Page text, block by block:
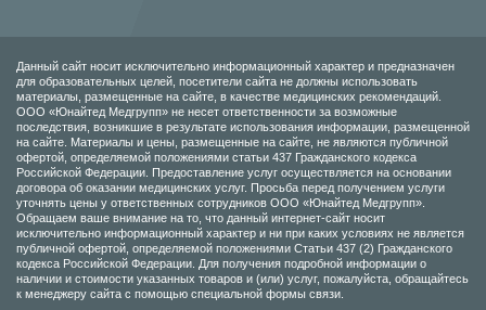
Данный сайт носит исключительно информационный характер и предназначен
для образовательных целей, посетители сайта не должны использовать
материалы, размещенные на сайте, в качестве медицинских рекомендаций.
ООО «Юнайтед Медгрупп» не несет ответственности за возможные
последствия, возникшие в результате использования информации, размещенной
на сайте. Материалы и цены, размещенные на сайте, не являются публичной
офертой, определяемой положениями статьи 437 Гражданского кодекса
Российской Федерации. Предоставление услуг осуществляется на основании
договора об оказании медицинских услуг. Просьба перед получением услуги
уточнять цены у ответственных сотрудников ООО «Юнайтед Медгрупп».
Обращаем ваше внимание на то, что данный интернет-сайт носит
исключительно информационный характер и ни при каких условиях не является
публичной офертой, определяемой положениями Статьи 437 (2) Гражданского
кодекса Российской Федерации. Для получения подробной информации о
наличии и стоимости указанных товаров и (или) услуг, пожалуйста, обращайтесь
к менеджеру сайта с помощью специальной формы связи.